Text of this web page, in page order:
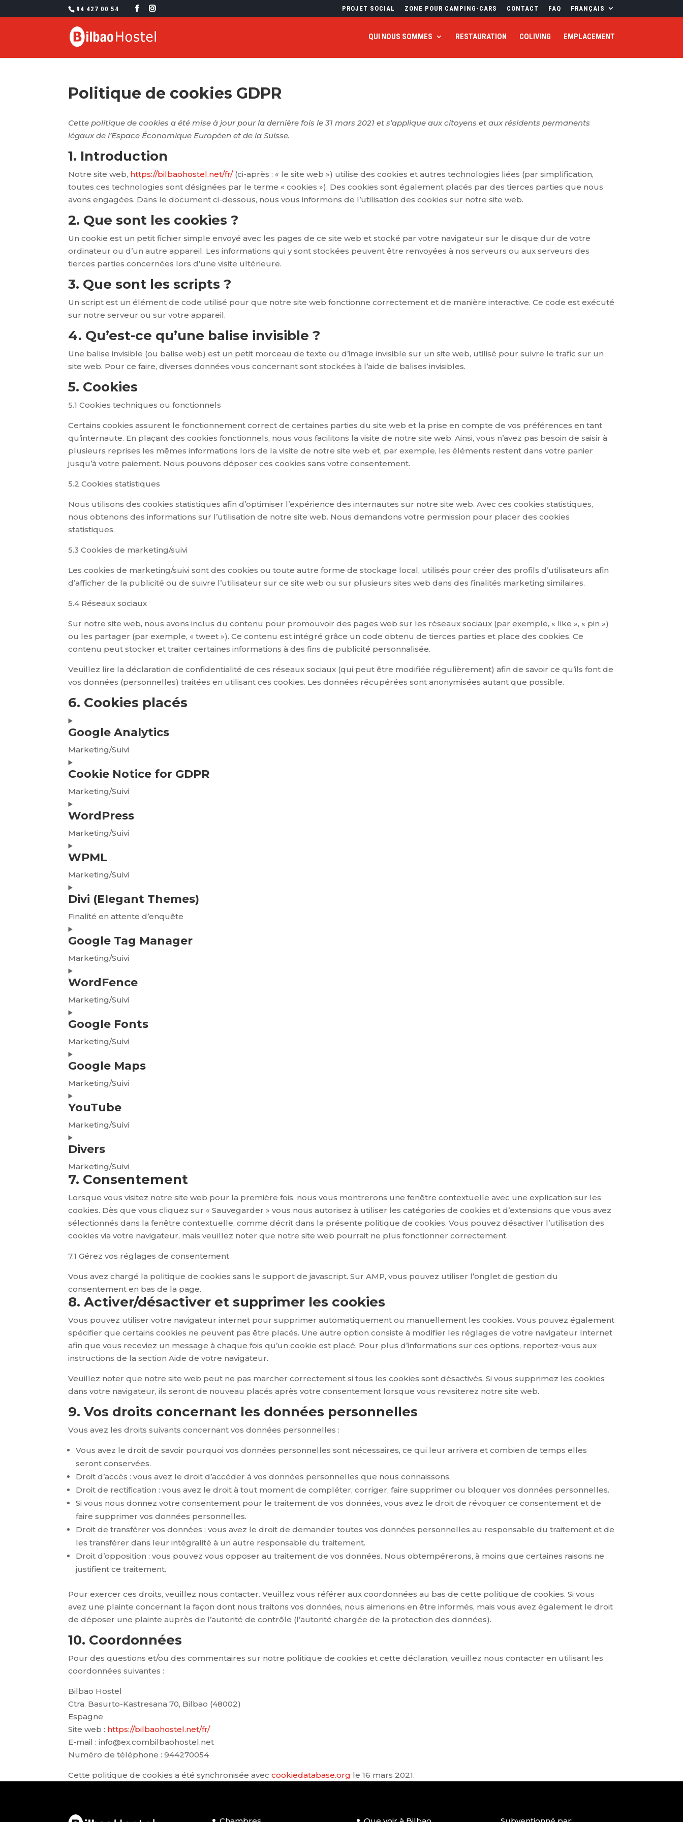
94 427 00 54 PROJET SOCIAL ZONE POUR CAMPING-CARS CONTACT FAQ FRANÇAIS
QUI NOUS SOMMES RESTAURATION COLIVING EMPLACEMENT
Politique de cookies GDPR
Cette politique de cookies a été mise à jour pour la dernière fois le 31 mars 2021 et s’applique aux citoyens et aux résidents permanents
légaux de l’Espace Économique Européen et de la Suisse.
1. Introduction
Notre site web, https://bilbaohostel.net/fr/(ci-après : « le site web ») utilise des cookies et autres technologies liées (par simplification,
toutes ces technologies sont désignées par le terme « cookies »). Des cookies sont également placés par des tierces parties que nous
avons engagées. Dans le document ci-dessous, nous vous informons de l’utilisation des cookies sur notre site web.
2. Que sont les cookies ?
Un cookie est un petit fichier simple envoyé avec les pages de ce site web et stocké par votre navigateur sur le disque dur de votre
ordinateur ou d’un autre appareil. Les informations qui y sont stockées peuvent être renvoyées à nos serveurs ou aux serveurs des
tierces parties concernées lors d’une visite ultérieure.
3. Que sont les scripts ?
Un script est un élément de code utilisé pour que notre site web fonctionne correctement et de manière interactive. Ce code est exécuté
sur notre serveur ou sur votre appareil.
4. Qu’est-ce qu’une balise invisible ?
Une balise invisible (ou balise web) est un petit morceau de texte ou d’image invisible sur un site web, utilisé pour suivre le trafic sur un
site web. Pour ce faire, diverses données vous concernant sont stockées à l’aide de balises invisibles.
5. Cookies
5.1 Cookies techniques ou fonctionnels
Certains cookies assurent le fonctionnement correct de certaines parties du site web et la prise en compte de vos préférences en tant
qu’internaute. En plaçant des cookies fonctionnels, nous vous facilitons la visite de notre site web. Ainsi, vous n’avez pas besoin de saisir à
plusieurs reprises les mêmes informations lors de la visite de notre site web et, par exemple, les éléments restent dans votre panier
jusqu’à votre paiement. Nous pouvons déposer ces cookies sans votre consentement.
5.2 Cookies statistiques
Nous utilisons des cookies statistiques afin d’optimiser l’expérience des internautes sur notre site web. Avec ces cookies statistiques,
nous obtenons des informations sur l’utilisation de notre site web. Nous demandons votre permission pour placer des cookies
statistiques.
5.3 Cookies de marketing/suivi
Les cookies de marketing/suivi sont des cookies ou toute autre forme de stockage local, utilisés pour créer des profils d’utilisateurs afin
d’afficher de la publicité ou de suivre l’utilisateur sur ce site web ou sur plusieurs sites web dans des finalités marketing similaires.
5.4 Réseaux sociaux
Sur notre site web, nous avons inclus du contenu pour promouvoir des pages web sur les réseaux sociaux (par exemple, « like », « pin »)
ou les partager (par exemple, « tweet »). Ce contenu est intégré grâce un code obtenu de tierces parties et place des cookies. Ce
contenu peut stocker et traiter certaines informations à des fins de publicité personnalisée.
Veuillez lire la déclaration de confidentialité de ces réseaux sociaux (qui peut être modifiée régulièrement) afin de savoir ce qu’ils font de
vos données (personnelles) traitées en utilisant ces cookies. Les données récupérées sont anonymisées autant que possible.
6. Cookies placés
Google Analytics
Marketing/Suivi
Consent
to
service
google-
analytics
Cookie Notice for GDPR
Marketing/Suivi
Consent
to
service
cookie-
notice-
gdpr
WordPress
Marketing/Suivi
Consent
to
service
wordpress
WPML
Marketing/Suivi
Consent
to
service
wpml
Divi (Elegant Themes)
Finalité en attente d’enquête
Consent
to
service
divi-
(elegant-
Google Tag Manager
Marketing/Suivi
Consent
to
service
google-
tag-
WordFence
Marketing/Suivi
Consent
to
service
wordfence
Google Fonts
Marketing/Suivi
Consent
to
service
google-
fonts
Google Maps
Marketing/Suivi
Consent
to
service
google-
maps
YouTube
Marketing/Suivi
Consent
to
service
youtube
Divers
Marketing/Suivi
Consent
service
7. Consentement
Lorsque vous visitez notre site web pour la première fois, nous vous montrerons une fenêtre contextuelle avec une explication sur les
cookies. Dès que vous cliquez sur « Sauvegarder » vous nous autorisez à utiliser les catégories de cookies et d’extensions que vous avez
sélectionnés dans la fenêtre contextuelle, comme décrit dans la présente politique de cookies. Vous pouvez désactiver l’utilisation des
cookies via votre navigateur, mais veuillez noter que notre site web pourrait ne plus fonctionner correctement.
7.1 Gérez vos réglages de consentement
Vous avez chargé la politique de cookies sans le support de javascript. Sur AMP, vous pouvez utiliser l’onglet de gestion du
consentement en bas de la page.
8. Activer/désactiver et supprimer les cookies
Vous pouvez utiliser votre navigateur internet pour supprimer automatiquement ou manuellement les cookies. Vous pouvez également
spécifier que certains cookies ne peuvent pas être placés. Une autre option consiste à modifier les réglages de votre navigateur Internet
afin que vous receviez un message à chaque fois qu’un cookie est placé. Pour plus d’informations sur ces options, reportez-vous aux
instructions de la section Aide de votre navigateur.
Veuillez noter que notre site web peut ne pas marcher correctement si tous les cookies sont désactivés. Si vous supprimez les cookies
dans votre navigateur, ils seront de nouveau placés après votre consentement lorsque vous revisiterez notre site web.
9. Vos droits concernant les données personnelles
Vous avez les droits suivants concernant vos données personnelles :
Vous avez le droit de savoir pourquoi vos données personnelles sont nécessaires, ce qui leur arrivera et combien de temps elles
seront conservées.
Droit d’accès : vous avez le droit d’accéder à vos données personnelles que nous connaissons.
Droit de rectification : vous avez le droit à tout moment de compléter, corriger, faire supprimer ou bloquer vos données personnelles.
Si vous nous donnez votre consentement pour le traitement de vos données, vous avez le droit de révoquer ce consentement et de
faire supprimer vos données personnelles.
Droit de transférer vos données : vous avez le droit de demander toutes vos données personnelles au responsable du traitement et de
les transférer dans leur intégralité à un autre responsable du traitement.
Droit d’opposition : vous pouvez vous opposer au traitement de vos données. Nous obtempérerons, à moins que certaines raisons ne
justifient ce traitement.
Pour exercer ces droits, veuillez nous contacter. Veuillez vous référer aux coordonnées au bas de cette politique de cookies. Si vous
avez une plainte concernant la façon dont nous traitons vos données, nous aimerions en être informés, mais vous avez également le droit
de déposer une plainte auprès de l’autorité de contrôle (l’autorité chargée de la protection des données).
10. Coordonnées
Pour des questions et/ou des commentaires sur notre politique de cookies et cette déclaration, veuillez nous contacter en utilisant les
coordonnées suivantes :
Bilbao Hostel
Ctra. Basurto-Kastresana 70, Bilbao (48002)
Espagne
Site web : https://bilbaohostel.net/fr/
E-mail :info@ex.combilbaohostel.net
Numéro de téléphone : 944270054
Cette politique de cookies a été synchronisée aveccookiedatabase.org le 16 mars 2021.